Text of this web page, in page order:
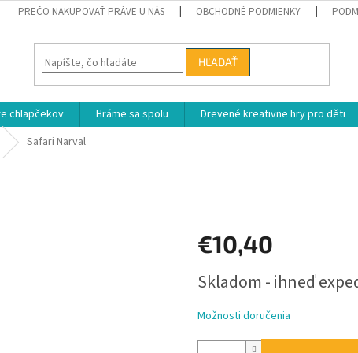
PREČO NAKUPOVAŤ PRÁVE U NÁS OBCHODNÉ PODMIENKY
HĽADAŤ
chlapčekov Hráme sa spolu Drevené kreativne hry pro děti
Safari Narval
€10,40
cena:
Skladom - ihneď
Možnosti doručenia